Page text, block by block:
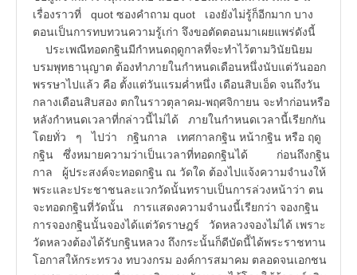
เรื่องราวที่ quot ซองคำถาม quot เองยังไม่รู้ก็อีกมาก บาง
ตอนเป็นการทบทวนความรู้เก่า จึงขอตัดตอนมาเผยแพร่ดังนี้
ประเพณีทอดกฐินมีกำหนดฤดูกาลที่จะทำไว้ตามวินัยนิยม
บรมพุทธานุญาต ต้องทำภายในกำหนดเดือนหนึ่งนับแต่วันออก
พรรษาไปแล้ว คือ ตั้งแต่วันแรมค่ำหนึ่ง เดือนสิบเอ็ด จนถึงวัน
กลางเดือนสิบสอง ตกในราวตุลาคม-พฤศจิกายน จะทำก่อนหรือ
หลังกำหนดเวลาที่กล่าวนี้ไม่ได้ ภายในกำหนดเวลานี้เรียกกัน
โดยทั่ว ๆ ไปว่า กฐินกาล เทศกาลกฐิน หน้ากฐิน หรือ ฤดู
กฐิน ซึ่งหมายความว่าเป็นเวลาที่ทอดกฐินได้ ก่อนถึงกฐิน
กาล ผู้ประสงค์จะทอดกฐิน ณ วัดใด ต้องไปแจ้งความจำนงให้
พระและประชาชนละแวกวัดนั้นทราบเป็นการล่วงหน้าว่า ตน
จะทอดกฐินที่วัดนั้น การแสดงความจำนงนี้เรียกว่า จองกฐิน
การจองกฐินนั้นจองได้แต่วัดราษฎร์ วัดหลวงจองไม่ได้ เพราะ
วัดหลวงต้องได้รับกฐินหลวง ถึงกระนั้นก็ดีบัดนี้ได้พระราชทาน
โอกาสให้กระทรวง ทบวงกรม องค์การสมาคม ตลอดจนเอกชน